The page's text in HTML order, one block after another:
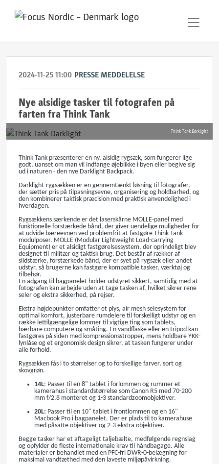
2024-11-25 11:00 PRESSE MEDDELELSE
Nye alsidige tasker til fotografen på
farten fra Think Tank
Think Tank Darklight
Think Tank præsenterer en ny, alsidig rygsæk, som fungerer lige
godt, uanset om man vil indfange øjeblikke i byen eller begive sig
ud i naturen - den nye Darklight Backpack.
Darklight-rygsækken er en gennemtænkt løsning til fotografer,
der sætter pris på tilpasningsevne, organisering og holdbarhed, og
den kombinerer taktisk præcision med praktisk anvendelighed i
hverdagen.
Rygsækkens særkende er det laserskårne MOLLE-panel med
funktionelle forstærkede bånd, der giver uendelige muligheder for
at udvide bæreevnen ved problemfrit at fastgøre Think Tank-
modulposer. MOLLE (Modular Lightweight Load-carrying
Equipment) er et alsidigt fastgørelsessystem, der oprindeligt blev
designet til militær og taktisk brug. Det består af rækker af
slidstærke, forstærkede bånd, der er syet på rygsæk eller andet
udstyr, så brugerne kan fastgøre kompatible tasker, værktøj og
tilbehør.
En adgang til bagpanelet holder udstyret sikkert, samtidig med at
fotografen kan arbejde uden at tage tasken af, hvilket sikrer rene
seler og ekstra sikkerhed, på rejser.
Ekstra højdepunkter omfatter et plys, air mesh selesystem for
optimal komfort, justerbare rumdelere til forskelligt udstyr og en
række lettilgængelige lommer til vigtige ting som tablets,
bærbare computere og småting. En vandflaske eller en tripod kan
fastgøres på siden med kompressionsstropper, mens holdbare YKK-
lynlåse og et ergonomisk design sikrer, at tasken fungerer under
alle forhold.
Rygsækken fås i to størrelser og to forskellige farver, sort og
skovgrøn.
14L: Passer til en 8" tablet i forlommen og rummer et
kamerahus i standardstørrelse som Canon R5 med 70-200
mm f/2,8 monteret og 1-3 standardzoomobjektiver.
20L: Passer til en 10" tablet i frontlommen og en 16"
Macbook Pro i bagpanelet. Der er plads til to kamerahuse
med påsatte objektiver og 2-3 ekstra objektiver.
Begge tasker har et aftageligt taljebælte, medfølgende regnslag
og opfylder de fleste internationale krav til håndbagage. Alle
materialer er behandlet med en PFC-fri DWR-0-belægning for
maksimal vandtæthed med den laveste miljøpåvirkning.